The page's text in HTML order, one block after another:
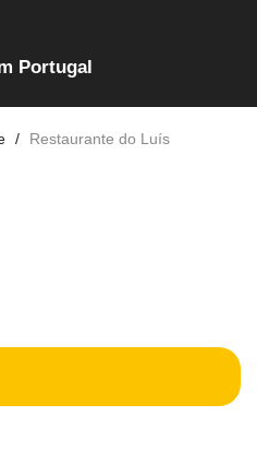
Portugal
Restaurante do Luís